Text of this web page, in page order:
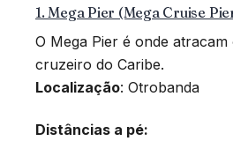
1. Mega Pier (Mega Cruise
O Mega Pier é onde
cruzeiro do Caribe.
Localização: Otrobanda
Distâncias a pé: